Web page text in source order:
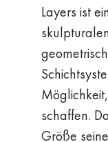
Layers ist
schaffen.
Größe